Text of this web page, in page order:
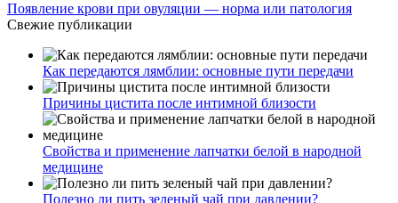
Появление крови при овуляции — норма или патология
Свежие публикации
Как передаются лямблии: основные пути передачи
Причины цистита после интимной близости
Свойства и применение лапчатки белой в народной
медицине
Полезно ли пить зеленый чай при давлении?